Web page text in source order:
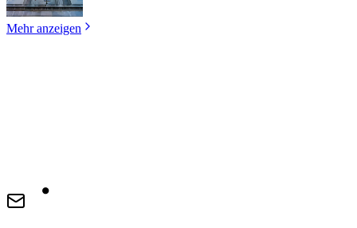
Mehr anzeigen